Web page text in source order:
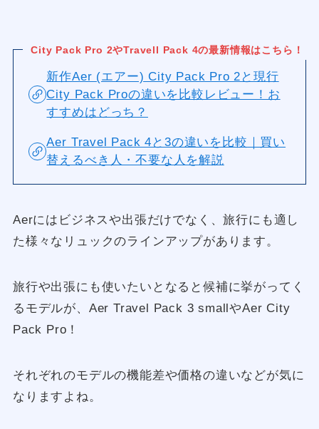
City Pack Pro 2やTravell Pack 4の最新情報はこちら！
新作Aer (エアー) City Pack Pro 2と現行
City Pack Proの違いを比較レビュー！お
すすめはどっち？
Aer Travel Pack 4と3の違いを比較｜買い
替えるべき人・不要な人を解説
Aerにはビジネスや出張だけでなく、旅行にも適し
た様々なリュックのラインアップがあります。
旅行や出張にも使いたいとなると候補に挙がってく
るモデルが、Aer Travel Pack 3 smallやAer City
Pack Pro！
それぞれのモデルの機能差や価格の違いなどが気に
なりますよね。